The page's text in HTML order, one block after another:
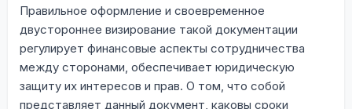
Правильное оформление и своевременное
двустороннее визирование такой документации
регулирует финансовые аспекты сотрудничества
между сторонами, обеспечивает юридическую
защиту их интересов и прав. О том, что собой
представляет данный документ, каковы сроки